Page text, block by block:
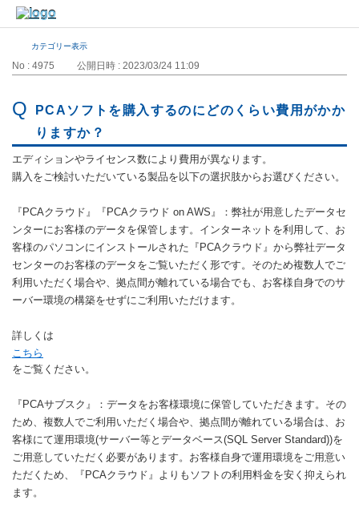
カテゴリー表示
No : 4975 公開日時 : 2023/03/24 11:09
PCAソフトを購入するのにどのくらい費用がかか
りますか？
エディションやライセンス数により費用が異なります。
購入をご検討いただいている製品を以下の選択肢からお選びください。
『PCAクラウド』『PCAクラウド on AWS』：弊社が用意したデータセ
ンターにお客様のデータを保管します。インターネットを利用して、お
客様のパソコンにインストールされた『PCAクラウド』から弊社データ
センターのお客様のデータをご覧いただく形です。そのため複数人でご
利用いただく場合や、拠点間が離れている場合でも、お客様自身でのサ
ーバー環境の構築をせずにご利用いただけます。
詳しくは
こちら
をご覧ください。
『PCAサブスク』：データをお客様環境に保管していただきます。その
ため、複数人でご利用いただく場合や、拠点間が離れている場合は、お
客様にて運用環境(サーバー等とデータベース(SQL Server Standard))を
ご用意していただく必要があります。お客様自身で運用環境をご用意い
ただくため、『PCAクラウド』よりもソフトの利用料金を安く抑えられ
ます。